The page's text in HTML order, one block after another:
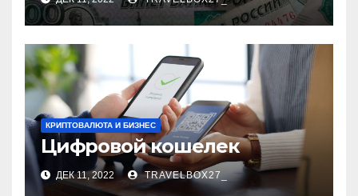
КРИПТОВАЛЮТА И БИЗНЕС
Цифровой кошелек
ДЕК 11, 2022 TRAVELBOX27_